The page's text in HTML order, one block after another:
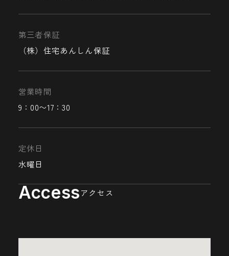
第三者保証
（株）住宅あんしん保証
営業時間
9：00〜17：30
定休日
水曜日
Accessアクセス